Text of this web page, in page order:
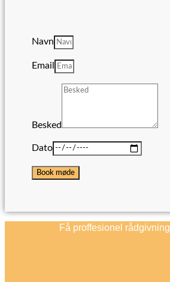
Navn
Email
Besked
Dato
Book møde
Få proffesionel rådgivning